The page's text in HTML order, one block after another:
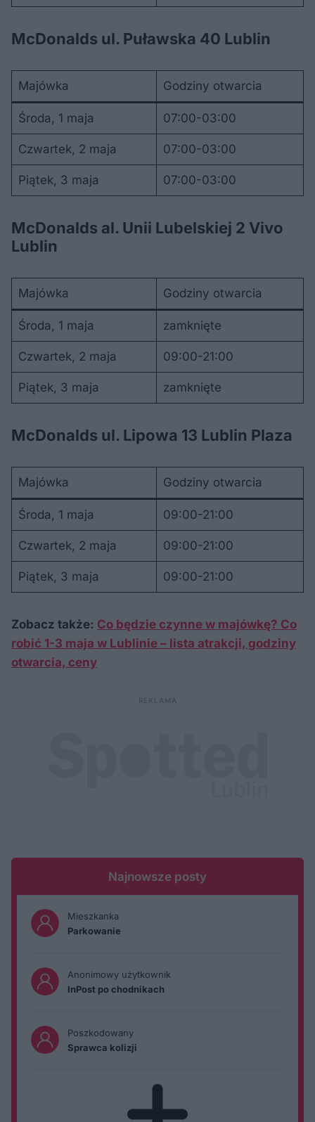
McDonalds ul. Puławska 40 Lublin
Majówka Godziny otwarcia
Środa, 1 maja 07:00-03:00
Czwartek, 2 maja 07:00-03:00
Piątek, 3 maja 07:00-03:00
McDonalds al. Unii Lubelskiej 2 Vivo
Lublin
Majówka Godziny otwarcia
Środa, 1 maja zamknięte
Czwartek, 2 maja 09:00-21:00
Piątek, 3 maja zamknięte
McDonalds ul. Lipowa 13 Lublin Plaza
Majówka Godziny otwarcia
Środa, 1 maja 09:00-21:00
Czwartek, 2 maja 09:00-21:00
Piątek, 3 maja 09:00-21:00
Zobacz także: Co będzie czynne w majówkę? Co
robić 1-3 maja w Lublinie – lista atrakcji, godziny
otwarcia, ceny
Najnowsze posty
Mieszkanka
Parkowanie
Anonimowy użytkownik
InPost po chodnikach
Poszkodowany
Sprawca kolizji